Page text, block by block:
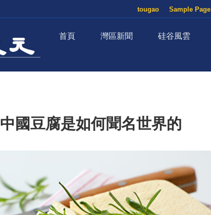
Sample Page
tougao
首頁 灣區新聞 硅谷風雲
中國豆腐是如何聞名世界的